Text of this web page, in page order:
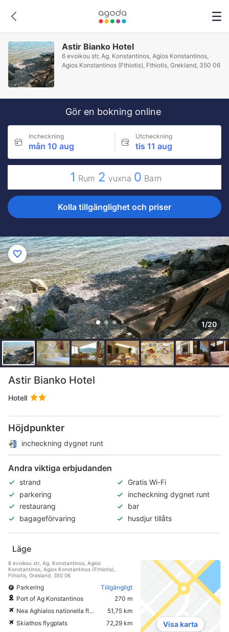
Astir Bianko Hotel
6 evoikou str, Ag. Konstantinos, Agios Konstantinos,
Agios Konstantinos (Fthiotis), Fthiotis, Grekland, 350 06
Gör en bokning online
Incheckning
mån 10 aug
Utcheckning
tis 11 aug
1 Rum 2 vuxna 0 Barn
Kolla tillgänglighet och priser
1/20
Astir Bianko Hotel
Hotell
Höjdpunkter
incheckning dygnet runt
Andra viktiga erbjudanden
strand
Gratis Wi-Fi
parkering
incheckning dygnet runt
restaurang
bar
bagageförvaring
husdjur tillåts
Läge
6 evoikou str, Ag. Konstantinos, Agios
Konstantinos, Agios Konstantinos (Fthiotis),
Fthiotis, Grekland, 350 06
Parkering
Tillgängligt
Port of Ag Konstantinos
270 m
Nea Aghialos nationella flygplats
51,75 km
Skiathos flygplats
72,29 km
Visa karta